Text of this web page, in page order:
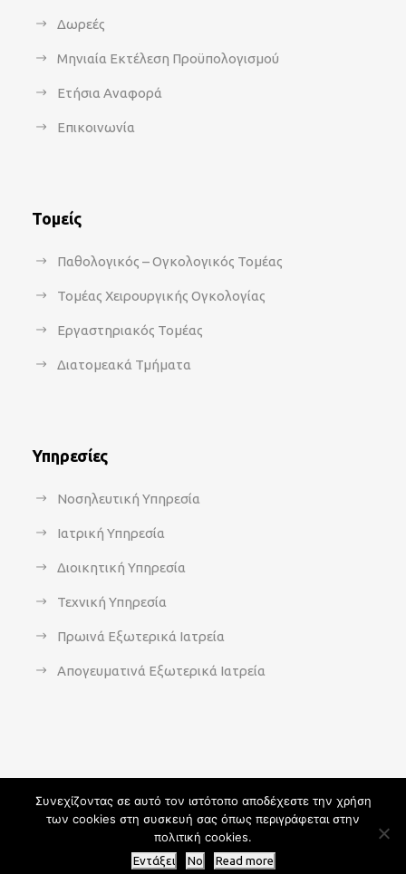
Δωρεές
Μηνιαία Εκτέλεση Προϋπολογισμού
Ετήσια Αναφορά
Επικοινωνία
Τομείς
Παθολογικός – Ογκολογικός Τομέας
Τομέας Χειρουργικής Ογκολογίας
Εργαστηριακός Τομέας
Διατομεακά Τμήματα
Υπηρεσίες
Νοσηλευτική Υπηρεσία
Ιατρική Υπηρεσία
Διοικητική Υπηρεσία
Τεχνική Υπηρεσία
Πρωινά Εξωτερικά Ιατρεία
Απογευματινά Εξωτερικά Ιατρεία
Copyright 2021 - agsavvas-hosp.gr - All Rights Reserved | An
Web-Creation powered by
Συνεχίζοντας σε αυτό τον ιστότοπο αποδέχεστε την χρήση
των cookies στη συσκευή σας όπως περιγράφεται στην
πολιτική cookies.
Εντάξει No Read more